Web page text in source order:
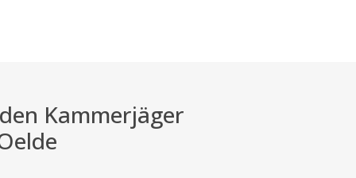
Kammerjäger